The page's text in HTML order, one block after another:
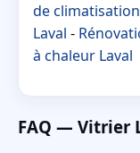
de
Laval -
à chaleur Laval
FAQ — Vitrier